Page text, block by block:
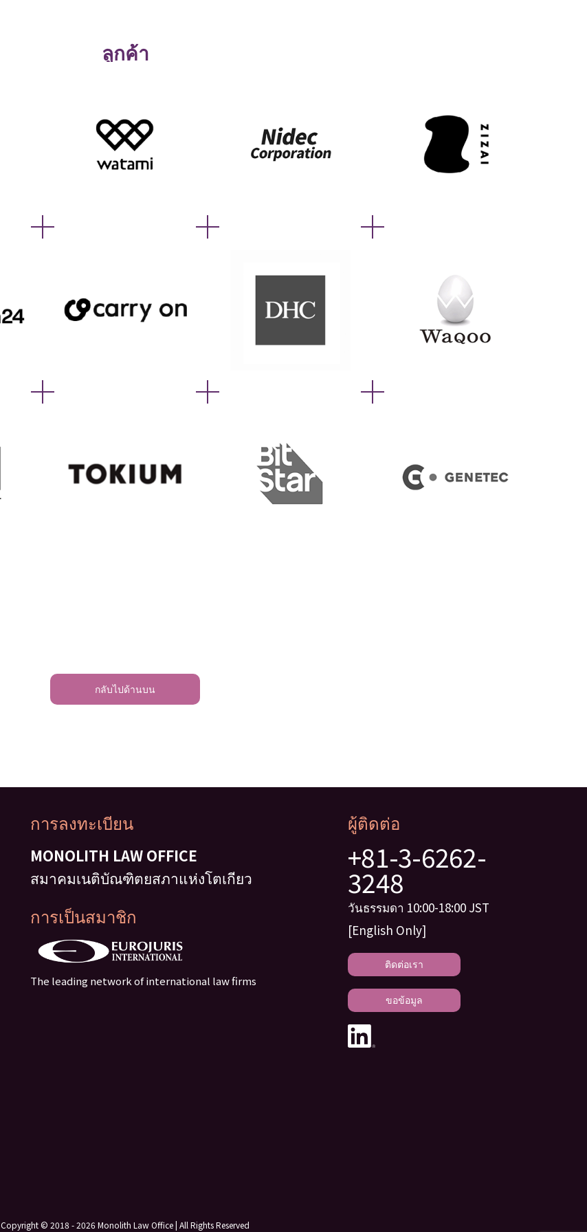
ลูกค้า
กลับไปด้านบน
การลงทะเบียน
MONOLITH LAW OFFICE
สมาคมเนติบัณฑิตยสภาแห่งโตเกียว
การเป็นสมาชิก
The leading network of international law firms
ผู้ติดต่อ
+81-3-6262-
3248
วันธรรมดา 10:00-18:00 JST
[English Only]
ติดต่อเรา
ขอข้อมูล
Copyright © 2018 - 2026 Monolith Law Office | All Rights Reserved